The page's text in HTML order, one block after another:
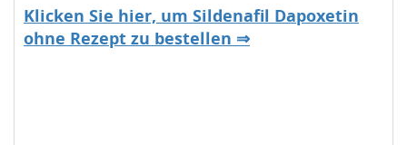
Klicken Sie hier, um Sildenafil Dapoxetin
ohne Rezept zu bestellen ⇒